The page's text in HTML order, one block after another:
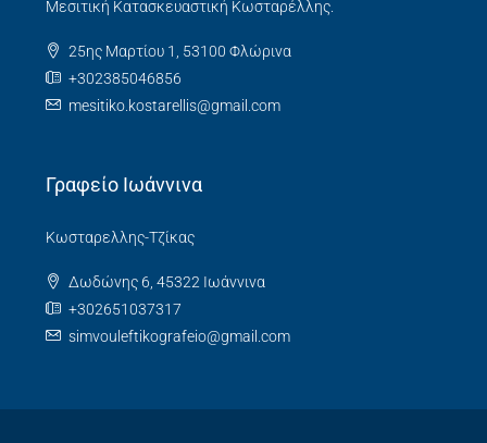
Μεσιτική Κατασκευαστική Κωσταρέλλης.
25ης Μαρτίου 1, 53100 Φλώρινα
+302385046856
mesitiko.kostarellis@gmail.com
Γραφείο Ιωάννινα
Κωσταρελλης-Τζίκας
Δωδώνης 6, 45322 Ιωάννινα
+302651037317
simvouleftikografeio@gmail.com